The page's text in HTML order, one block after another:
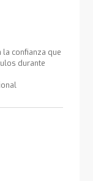
la confianza que
durante